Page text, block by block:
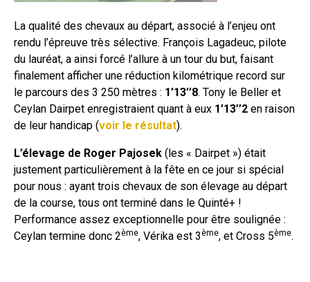
La qualité des chevaux au départ, associé à l’enjeu ont
rendu l’épreuve très sélective. François Lagadeuc, pilote
du lauréat, a ainsi forcé l’allure à un tour du but, faisant
finalement afficher une réduction kilométrique record sur
le parcours des 3 250 mètres : 1’13’’8. Tony le Beller et
Ceylan Dairpet enregistraient quant à eux 1’13’’2 en raison
de leur handicap (voir le résultat).
L’élevage de Roger Pajosek (les « Dairpet ») était
justement particulièrement à la fête en ce jour si spécial
pour nous : ayant trois chevaux de son élevage au départ
de la course, tous ont terminé dans le Quinté+ !
Performance assez exceptionnelle pour être soulignée :
Ceylan termine donc 2ème, Vérika est 3ème, et Cross 5ème.